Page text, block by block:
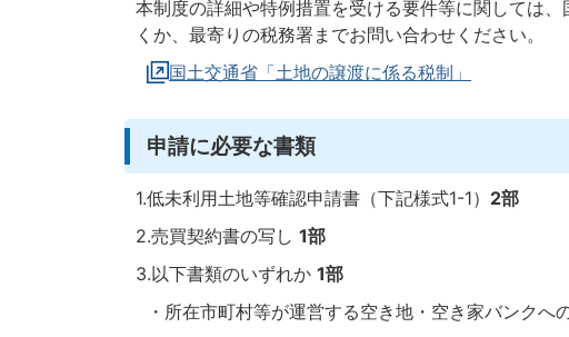
本制度の詳細や特例措置を受ける要件等に関しては
くか、最寄りの税務署までお問い合わせください。
国土交通省「土地の譲渡に係る税制」
申請に必要な書類
1.低未利用土地等確認申請書（下記様式1-1） 2部
2.売買契約書の写し 1部
3.以下書類のいずれか 1部
・所在市町村等が運営する空き地・空き家バンクへ